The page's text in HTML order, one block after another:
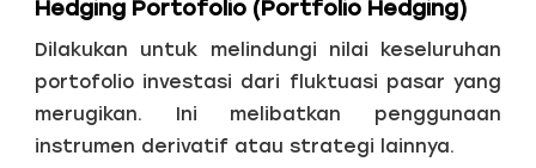
Hedging Portofolio (Portfolio Hedging)
Dilakukan untuk melindungi nilai keseluruhan
portofolio investasi dari fluktuasi pasar yang
merugikan. Ini melibatkan penggunaan
instrumen derivatif atau strategi lainnya.